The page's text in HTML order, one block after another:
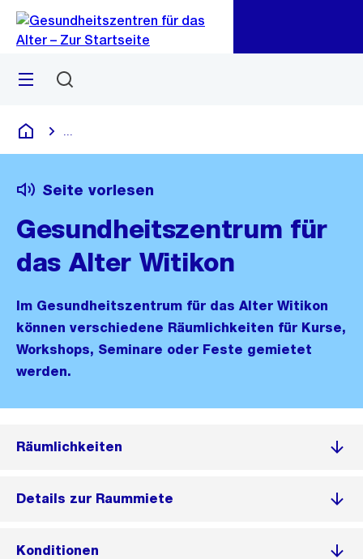
Navigation
Sprunglink
Menü
Gesundheitszentren für das Alter
Seite vorlesen
Gesundheitszentrum für
das Alter Witikon
Im Gesundheitszentrum für das Alter Witikon
können verschiedene Räumlichkeiten für Kurse,
Workshops, Seminare oder Feste gemietet
werden.
Räumlichkeiten
Details zur Raummiete
Konditionen